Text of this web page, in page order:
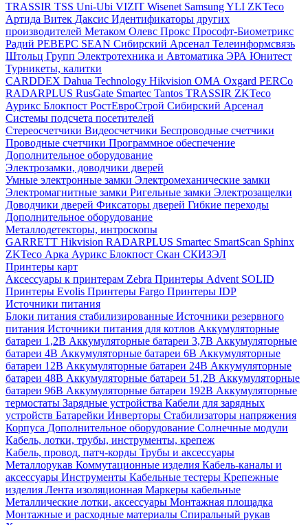
TRASSIR TSS Uni-Ubi VIZIT Wisenet SamsungYLI ZKTeco
Артида Витек Даксис Идентификаторы других
производителей Метаком Олевс Прокс Прософт-Биометрикс
Радий РЕВЕРС SEAN Сибирский Арсенал Телеинформсвязь
Штольц Групп Электротехника и Автоматика ЭРА Юнитест
Турникеты, калитки
CARDDEX Dahua Technology Hikvision ОМА Oxgard PERCo
RADARPLUS RusGate Smartec Tantos TRASSIR ZKTeco
Аурикс Блокпост РостЕвроСтрой Сибирский Арсенал
Системы подсчета посетителей
Стереосчетчики Видеосчетчики Беспроводные счетчики
Проводные счетчики Программное обеспечение
Дополнительное оборудование
Электрозамки, доводчики дверей
Умные электронные замки Электромеханические замки
Электромагнитные замки Ригельные замки Электрозащелки
Доводчики дверей Фиксаторы дверей Гибкие переходы
Дополнительное оборудование
Металлодетекторы, интроскопы
GARRETT Hikvision RADARPLUS Smartec SmartScan Sphinx
ZKTeco Арка Аурикс Блокпост Скан СКИЗЭЛ
Принтеры карт
Аксессуары к принтерам Zebra Принтеры Advent SOLID
Принтеры Evolis Принтеры Fargo Принтеры IDP
Источники питания
Блоки питания стабилизированные Источники резервного
питания Источники питания для котлов Аккумуляторные
батареи 1,2В Аккумуляторные батареи 3,7В Аккумуляторные
батареи 4В Аккумуляторные батареи 6В Аккумуляторные
батареи 12В Аккумуляторные батареи 24В Аккумуляторные
батареи 48В Аккумуляторные батареи 51,2В Аккумуляторные
батареи 96В Аккумуляторные батареи 192В Аккумуляторные
термостаты Зарядные устройства Кабели для зарядных
устройств Батарейки Инверторы Стабилизаторы напряжения
Корпуса Дополнительное оборудование Солнечные модули
Кабель, лотки, трубы, инструменты, крепеж
Кабель, провод, патч-корды Трубы и аксессуары
Металлорукав Коммутационные изделия Кабель-каналы и
аксессуары Инструменты Кабельные тестеры Крепежные
изделия Лента изоляционная Маркеры кабельные
Металлические лотки, аксессуары Монтажная площадка
Монтажные и расходные материалы Спиральный рукав